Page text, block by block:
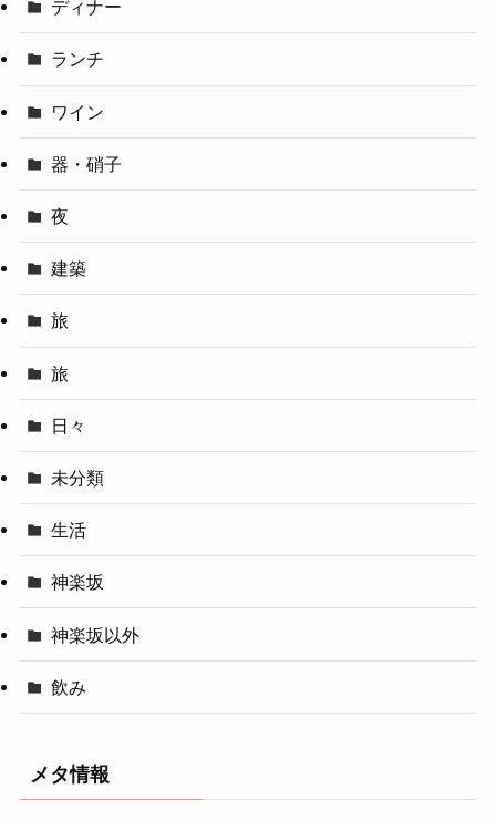
ディナー
ランチ
ワイン
器・硝子
夜
建築
旅
旅
日々
未分類
生活
神楽坂
神楽坂以外
飲み
メタ情報